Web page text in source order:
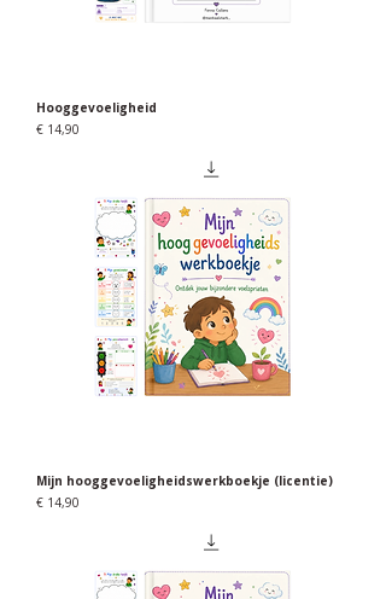
Hooggevoeligheid
Prijs
€ 14,90
Mijn hooggevoeligheidswerkboekje (licentie)
Prijs
€ 14,90